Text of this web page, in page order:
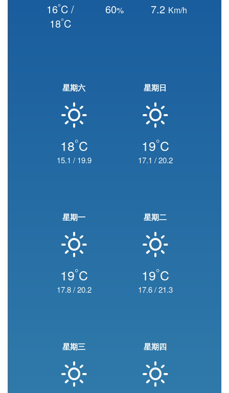
16°C /
18°C
60% 7.2 Km/h
星期六
18°C
15.1 / 19.9
星期日
19°C
17.1 /20.2
星期一
19°C
17.8/20.2
星期二
19°C
17.6/21.3
星期三 星期四